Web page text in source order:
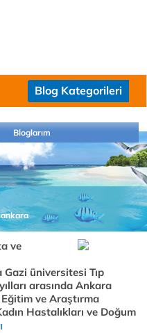
Blog Kategorileri
Bloglarım
ve
Gazi üniversitesi Tıp
arasında Ankara
Eğitim ve Araştırma
Hastalıkları ve Doğum